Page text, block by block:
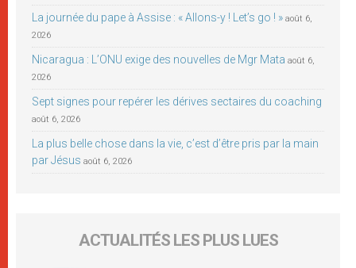
La journée du pape à Assise : « Allons-y ! Let’s go ! » août 6,
2026
Nicaragua : L’ONU exige des nouvelles de Mgr Mata août 6,
2026
Sept signes pour repérer les dérives sectaires du coaching
août 6, 2026
La plus belle chose dans la vie, c’est d’être pris par la main
par Jésus août 6, 2026
ACTUALITÉS LES PLUS LUES